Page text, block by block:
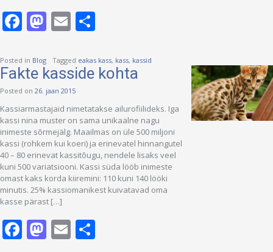
Facebook
Mastodon
Email
Posted in Blog Tagged eakas kass, kass, kassid
Fakte kasside kohta
Posted on 26. jaan 2015
Kassiarmastajaid nimetatakse ailurofiilideks. Iga
kassi nina muster on sama unikaalne nagu
inimeste sõrmejälg. Maailmas on üle 500 miljoni
kassi (rohkem kui koeri) ja erinevatel hinnangutel
40 – 80 erinevat kassitõugu, nendele lisaks veel
kuni 500 variatsiooni. Kassi süda lööb inimeste
omast kaks korda kiiremini: 110 kuni 140 lööki
minutis. 25% kassiomanikest kuivatavad oma
kasse pärast […]
Facebook
Mastodon
Email